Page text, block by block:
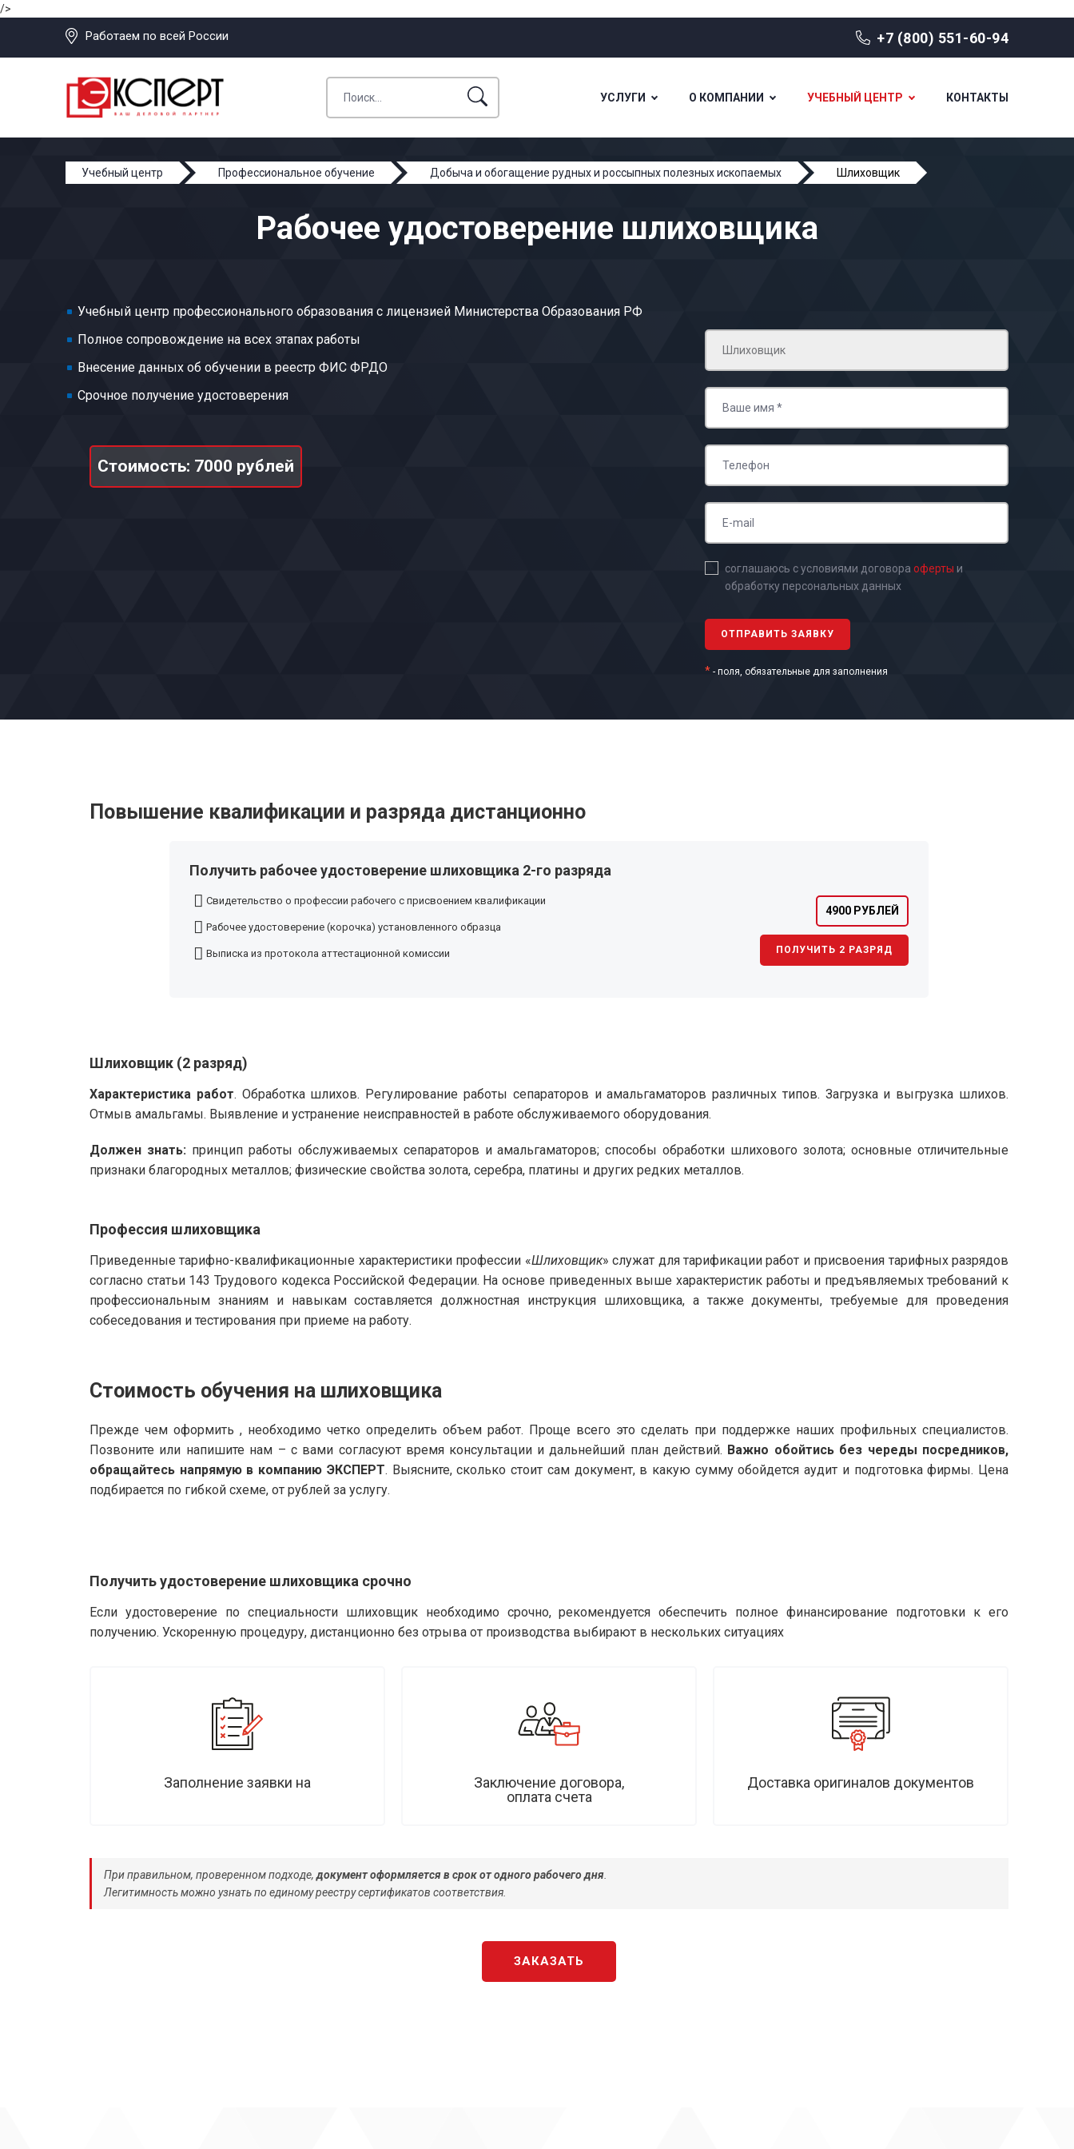
/>
Работаем по всей России +7 (800) 551-60-94
УСЛУГИ О КОМПАНИИ УЧЕБНЫЙ ЦЕНТР КОНТАКТЫ
Учебный центр Профессиональное обучение Добыча и обогащение рудных и россыпных полезных ископаемых Шлиховщик
Рабочее удостоверение шлиховщика
Учебный центр профессионального образования с лицензией Министерства Образования РФ
Полное сопровождение на всех этапах работы
Внесение данных об обучении в реестр ФИС ФРДО
Срочное получение удостоверения
Стоимость: 7000 рублей
соглашаюсь с условиями договора оферты и
обработку персональных данных
* - поля, обязательные для заполнения
Повышение квалификации и разряда дистанционно
Получить рабочее удостоверение шлиховщика 2-го разряда
Свидетельство о профессии рабочего с присвоением квалификации
Рабочее удостоверение (корочка) установленного образца
Выписка из протокола аттестационной комиссии
4900 РУБЛЕЙ
ПОЛУЧИТЬ 2 РАЗРЯД
Шлиховщик (2 разряд)
Характеристика работ. Обработка шлихов. Регулирование работы сепараторов и амальгаматоров различных типов. Загрузка и выгрузка шлихов.
Отмыв амальгамы. Выявление и устранение неисправностей в работе обслуживаемого оборудования.
Должен знать:принцип работы обслуживаемых сепараторов и амальгаматоров; способы обработки шлихового золота; основные отличительные
признаки благородных металлов; физические свойства золота, серебра, платины и других редких металлов.
Профессия шлиховщика
Приведенные тарифно-квалификационные характеристики профессии «Шлиховщик» служат для тарификации работ и присвоения тарифных разрядов
согласно статьи 143 Трудового кодекса Российской Федерации. На основе приведенных выше характеристик работы и предъявляемых требований к
профессиональным знаниям и навыкам составляется должностная инструкция шлиховщика, а также документы, требуемые для проведения
собеседования и тестирования при приеме на работу.
Стоимость обучения на шлиховщика
Прежде чем оформить , необходимо четко определить объем работ. Проще всего это сделать при поддержке наших профильных специалистов.
Позвоните или напишите нам – с вами согласуют время консультации и дальнейший план действий. Важно обойтись без череды посредников,
обращайтесь напрямую в компанию ЭКСПЕРТ. Выясните, сколько стоит сам документ, в какую сумму обойдется аудит и подготовка фирмы. Цена
подбирается по гибкой схеме, от рублей за услугу.
Получить удостоверение шлиховщика срочно
Если удостоверение по специальности шлиховщик необходимо срочно, рекомендуется обеспечить полное финансирование подготовки к его
получению. Ускоренную процедуру, дистанционно без отрыва от производства выбирают в нескольких ситуациях
Заполнение заявки на
Заключение договора,
оплата счета
Доставка оригиналов документов
При правильном, проверенном подходе,документ оформляется в срок от одного рабочего дня
Легитимность можно узнать по единому реестру сертификатов соответствия.
ЗАКАЗАТЬ